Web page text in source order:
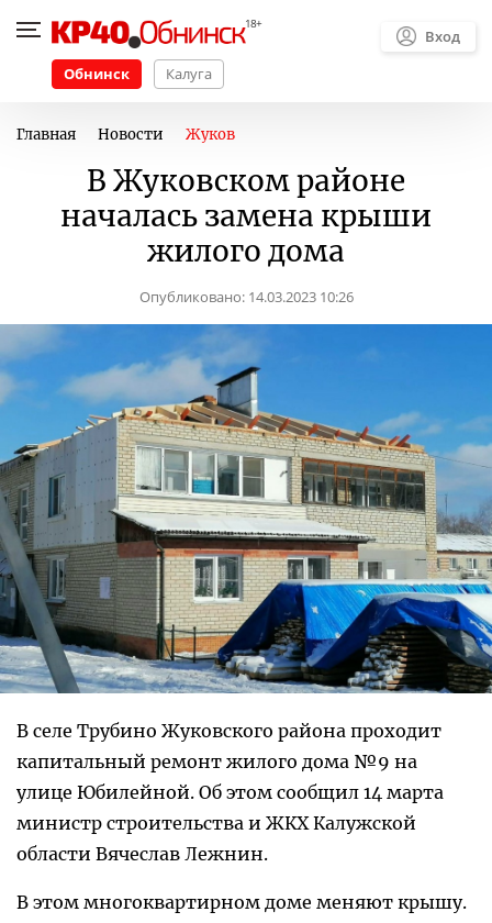
Обнинск Калуга
Вход
Главная Новости Жуков
В Жуковском районе
началась замена крыши
жилого дома
Опубликовано: 14.03.2023 10:26
В селе Трубино Жуковского района проходит
капитальный ремонт жилого дома №9 на
улице Юбилейной. Об этом сообщил 14 марта
министр строительства и ЖКХ Калужской
области Вячеслав Лежнин.
В этом многоквартирном доме меняют крышу.